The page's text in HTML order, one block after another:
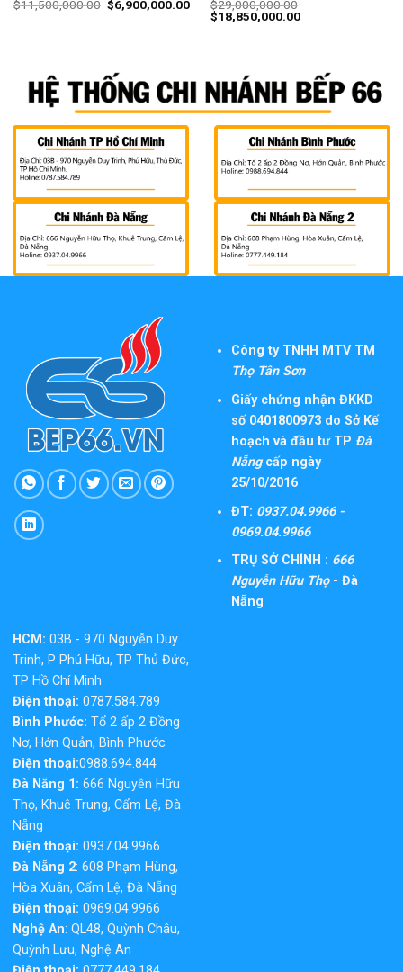
$11,500,000.00 $6,900,000.00
$29,000,000.00
$18,850,000.00
Công ty TNHH MTV TM
Thọ Tân Sơn
Giấy chứng nhận ĐKKD
số 0401800973 do Sở Kế
hoạch và đầu tư TP Đà
Nẵngcấp ngày
25/10/2016
ĐT: 0937.04.9966 -
0969.04.9966
TRỤ SỞ CHÍNH : 666
Nguyễn Hữu Thọ- Đà
Nẵng
HCM: 03B - 970 Nguyễn Duy
Trinh, P Phú Hữu, TP Thủ Đức,
TP Hồ Chí Minh
Điện thoại: 0787.584.789
Bình Phước: Tổ 2 ấp 2 Đồng
Nơ, Hớn Quản, Bình Phước
Điện thoại:0988.694.844
Đà Nẵng 1: 666 Nguyễn Hữu
Thọ, Khuê Trung, Cẩm Lệ, Đà
Nẵng
Điện thoại: 0937.04.9966
Đà Nẵng 2: 608 Phạm Hùng,
Hòa Xuân, Cẩm Lệ, Đà Nẵng
Điện thoại: 0969.04.9966
Nghệ An: QL48, Quỳnh Châu,
Quỳnh Lưu, Nghệ An